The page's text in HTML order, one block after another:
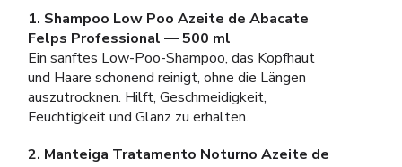
1. Shampoo Low Poo Azeite de Abacate
Felps Professional — 500 ml
Ein sanftes Low-Poo-Shampoo, das Kopfhaut
und Haare schonend reinigt, ohne die Längen
auszutrocknen. Hilft, Geschmeidigkeit,
Feuchtigkeit und Glanz zu erhalten.
2. Manteiga Tratamento Noturno Azeite de